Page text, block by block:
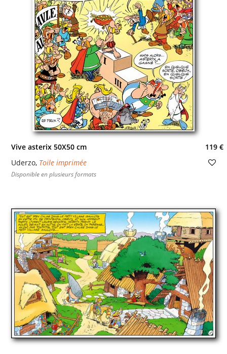
Vive asterix 50X50 cm
119 €
Uderzo, Toile imprimée
Disponible en plusieurs formats